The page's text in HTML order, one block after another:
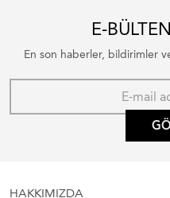
E-BÜLTEN
En son haberler, bildirimler
HAKKIMIZDA